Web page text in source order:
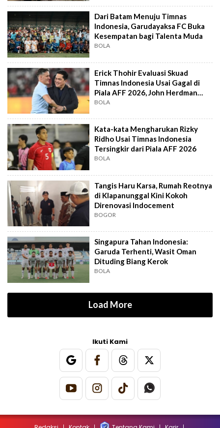
Dari Batam Menuju Timnas
Indonesia, Garudayaksa FC Buka
Kesempatan bagi Talenta Muda
BOLA
Erick Thohir Evaluasi Skuad
Timnas Indonesia Usai Gagal di
Piala AFF 2026, John Herdman
Out?
BOLA
Kata-kata Mengharukan Rizky
Ridho Usai Timnas Indonesia
Tersingkir dari Piala AFF 2026
BOLA
Tangis Haru Karsa, Rumah Reotnya
di Klapanunggal Kini Kokoh
Direnovasi Indocement
BOGOR
Singapura Tahan Indonesia:
Garuda Terhenti, Wasit Oman
Dituding Biang Kerok
BOLA
Load More
Ikuti Kami